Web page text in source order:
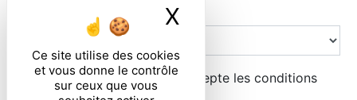
Ce site utilise des cookies
et vous donne le contrôle
sur ceux que vous
X
Combien font neuf plus quatre
En cochant cette case, j'accepte les conditions
particulières ci-dessous **